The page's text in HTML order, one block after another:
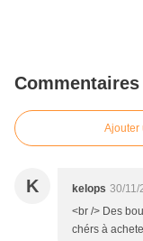
Commentaires
Ajouter
K kelops 30/11/
<br /> Des
chérs à